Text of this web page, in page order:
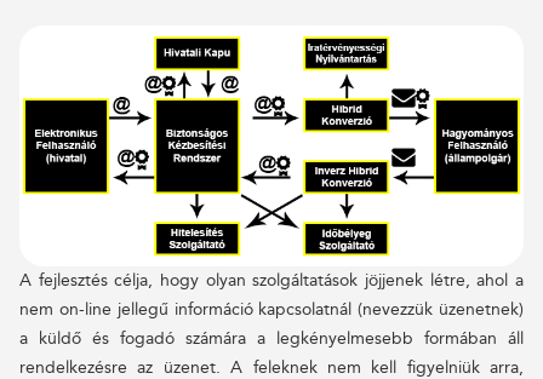
A fejlesztés célja, hogy olyan szolgáltatások jöjjenek létre, ahol a
nem on-line jellegű információ kapcsolatnál (nevezzük üzenetnek)
a küldő és fogadó számára a legkényelmesebb formában áll
rendelkezésre az üzenet. A feleknek nem kell figyelniük arra,